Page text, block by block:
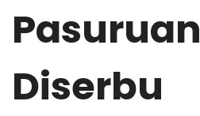
Pasuruan
Diserbu